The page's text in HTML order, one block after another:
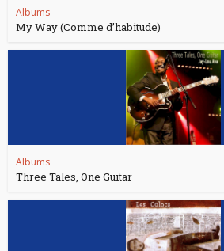
Albums
My Way (Comme d’habitude)
Albums
Three Tales, One Guitar